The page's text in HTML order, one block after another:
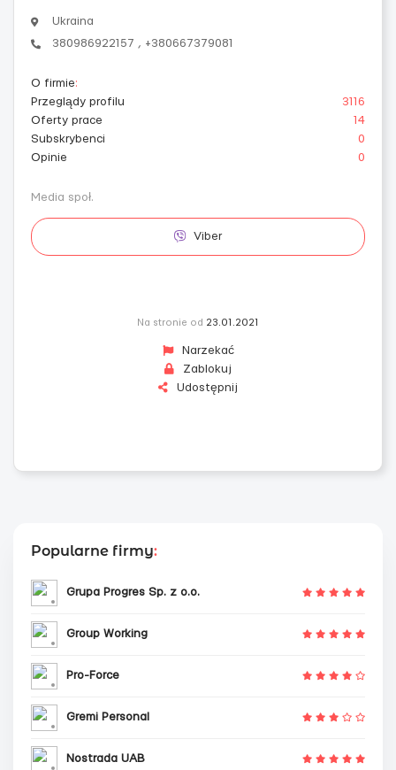
Ukraina
380986922157 , +380667379081
O firmie:
Przeglądy profilu
3116
Oferty prace
14
Subskrybenci
0
Opinie
0
Media społ.
Viber
Na stronie od 23.01.2021
Narzekać
Zablokuj
Udostępnij
Popularne firmy:
Grupa Progres Sp. z o.o.
Group Working
Pro-Force
Gremi Personal
Nostrada UAB